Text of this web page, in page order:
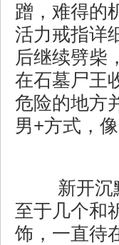
蹭，难得的
活力戒指详
后继续劈柴
在石墓尸王
危险的地方
男+方式，
新开沉
至于几个和
饰，一直待